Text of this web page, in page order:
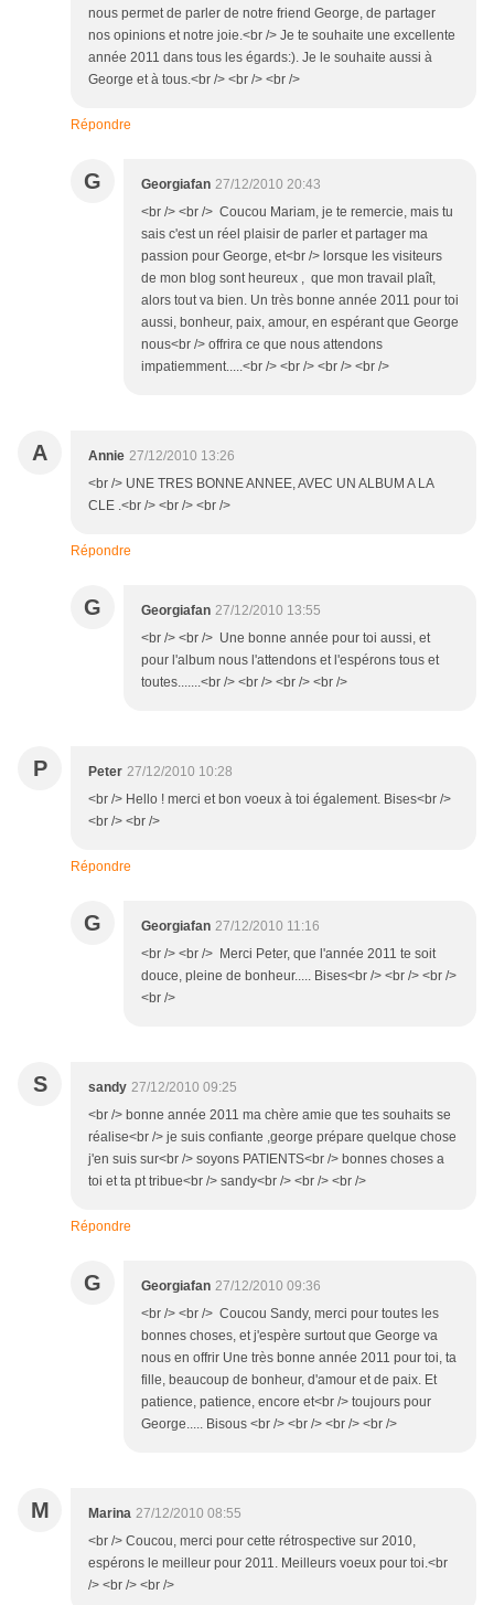
nous permet de parler de notre friend George, de partager
nos opinions et notre joie.<br /> Je te souhaite une excellente
année 2011 dans tous les égards:). Je le souhaite aussi à
George et à tous.<br /> <br /> <br />
Répondre
G Georgiafan 27/12/2010 20:43
<br /> <br /> Coucou Mariam, je te remercie, mais tu
sais c'est un réel plaisir de parler et partager ma
passion pour George, et<br /> lorsque les visiteurs
de mon blog sont heureux , que mon travail plaît,
alors tout va bien. Un très bonne année 2011 pour toi
aussi, bonheur, paix, amour, en espérant que George
nous<br /> offrira ce que nous attendons
impatiemment.....<br /> <br /> <br /> <br />
A Annie 27/12/2010 13:26
<br /> UNE TRES BONNE ANNEE, AVEC UN ALBUM A LA
CLE .<br /> <br /> <br />
Répondre
G Georgiafan 27/12/2010 13:55
<br /> <br /> Une bonne année pour toi aussi, et
pour l'album nous l'attendons et l'espérons tous et
toutes.......<br /> <br /> <br /> <br />
P Peter 27/12/2010 10:28
<br /> Hello ! merci et bon voeux à toi également. Bises<br />
<br /> <br />
Répondre
G Georgiafan 27/12/2010 11:16
<br /> <br /> Merci Peter, que l'année 2011 te soit
douce, pleine de bonheur..... Bises<br /> <br /> <br />
<br />
S sandy 27/12/2010 09:25
<br /> bonne année 2011 ma chère amie que tes souhaits se
réalise<br /> je suis confiante ,george prépare quelque chose
j'en suis sur<br /> soyons PATIENTS<br /> bonnes choses a
toi et ta pt tribue<br /> sandy<br /> <br /> <br />
Répondre
G Georgiafan 27/12/2010 09:36
<br /> <br /> Coucou Sandy, merci pour toutes les
bonnes choses, et j'espère surtout que George va
nous en offrir Une très bonne année 2011 pour toi, ta
fille, beaucoup de bonheur, d'amour et de paix. Et
patience, patience, encore et<br /> toujours pour
George..... Bisous <br /> <br /> <br /> <br />
M Marina 27/12/2010 08:55
<br /> Coucou, merci pour cette rétrospective sur 2010,
espérons le meilleur pour 2011. Meilleurs voeux pour toi.<br
/> <br /> <br />